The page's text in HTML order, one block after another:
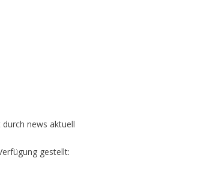
news aktuell
gestellt: